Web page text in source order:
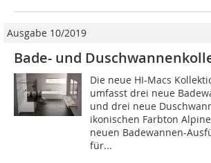
Ausgabe 10/2019
Bade- und
Die neue HI-Macs
umfasst drei neue
und drei neue
ikonischen Farbton
neuen Badewannen-
für...